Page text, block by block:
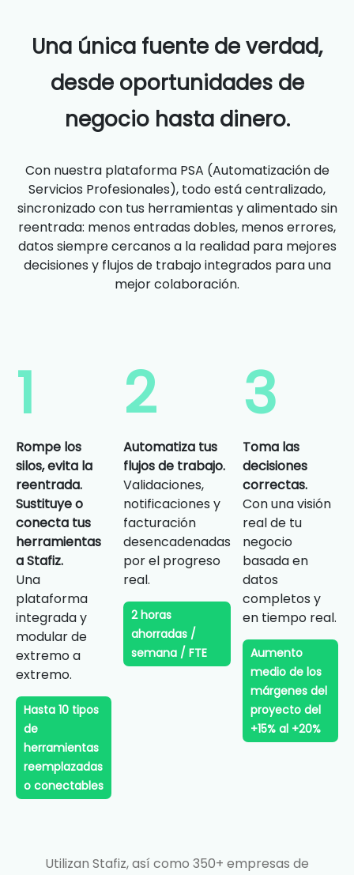
Una única fuente de verdad,
desde oportunidades de
negocio hasta dinero.
Con nuestra plataforma PSA (Automatización de
Servicios Profesionales), todo está centralizado,
sincronizado con tus herramientas y alimentado sin
reentrada: menos entradas dobles, menos errores,
datos siempre cercanos a la realidad para mejores
decisiones y flujos de trabajo integrados para una
mejor colaboración.
1
Rompe los
silos, evita la
reentrada.
Sustituye o
conecta tus
herramientas
a Stafiz.
Una
plataforma
integrada y
modular de
extremo a
extremo.
Hasta 10 tipos
de
herramientas
reemplazadas
o conectables
2
Automatiza tus
flujos de trabajo.
Validaciones,
notificaciones y
facturación
desencadenadas
por el progreso
real.
2 horas
ahorradas /
semana / FTE
3
Toma las
decisiones
correctas.
Con una visión
real de tu
negocio
basada en
datos
completos y
en tiempo real.
Aumento
medio de los
márgenes del
proyecto del
+15% al +20%
Utilizan Stafiz, así como 350+ empresas de